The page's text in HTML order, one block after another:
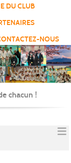
DU CLUB
NOUS
chacun !